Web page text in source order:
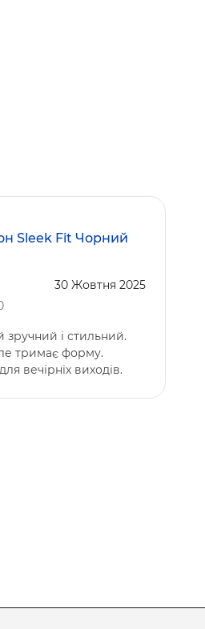
Sleek Fit Чорний
30 Жовтня 2025
зручний і стильний.
тримає форму.
вечірніх виходів.